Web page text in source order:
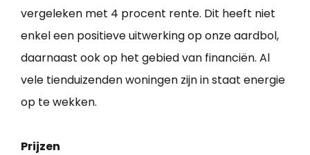
vergeleken met 4 procent rente. Dit heeft niet
enkel een positieve uitwerking op onze aardbol,
daarnaast ook op het gebied van financiën. Al
vele tienduizenden woningen zijn in staat energie
op te wekken.
Prijzen